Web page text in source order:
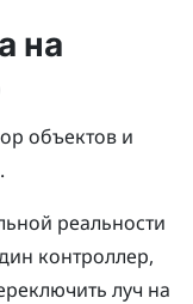
на
объектов и
реальности
контроллер,
луч на